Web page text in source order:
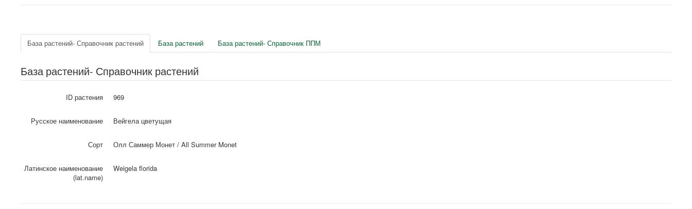
База растений- Справочник растений База растений База растений- Справочник ППМ
База растений- Справочник растений
ID растения 969
Русское наименование Вейгела цветущая
Сорт Олл Саммер Монет / All Summer Monet
Латинское наименование
(lat.name)
Weigela florida